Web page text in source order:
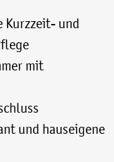
und
mit
und hauseigene